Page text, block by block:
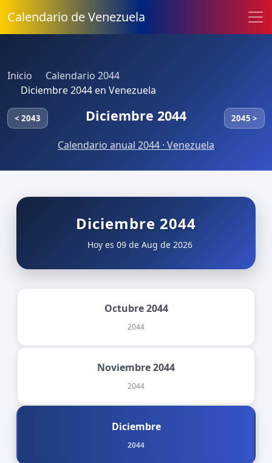
Calendario de Venezuela
Inicio
Calendario 2044
Diciembre 2044 en Venezuela
< 2043 Diciembre 2044 2045 >
Calendario anual 2044 · Venezuela
Diciembre 2044
Hoy es 09 de Aug de 2026
Octubre 2044
2044
Noviembre 2044
2044
Diciembre
2044